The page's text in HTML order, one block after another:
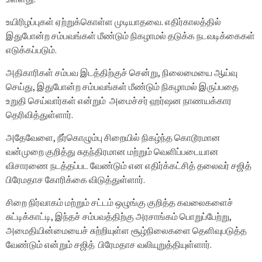
உயிரிழப்புகள் ஏற்றுக்கொள்ள முடியாதவை. எதிர்காலத்தில்
இதுபோன்ற சம்பவங்கள் மீண்டும் நிகழாமல் தடுக்க நடவடிக்கைகள்
எடுக்கப்படும்.
அதிகாரிகள் சம்பவ இடத்திற்குச் சென்று, நிலைமையை ஆய்வு
செய்து, இதுபோன்ற சம்பவங்கள் மீண்டும் நிகழாமல் இருப்பதை
உறுதி செய்வார்கள் என்றும் அமைச்சர் ஹர்ஷன நாணயக்கார
தெரிவித்துள்ளார்.
அதேவேளை, நீர்கொழும்பு சிறையில் நிகழ்ந்த கொடூரமான
வன்முறை குறித்து சுதந்திரமான மற்றும் வெளிப்படையான
விசாரணை நடத்தப்பட வேண்டும் என எதிர்க்கட்சித் தலைவர் சஜித்
பிரேமதாச கோரிக்கை விடுத்துள்ளார்.
சிறை நிர்வாகம் மற்றும் சட்டம் ஒழுங்கு குறித்த கவலைகளைச்
சுட்டிக்காட்டி, இந்தச் சம்பவத்திற்கு அரசாங்கம் பொறுப்பேற்று,
அமைதியின்மையைச் சுற்றியுள்ள சூழ்நிலைகளை தெளிவுபடுத்த
வேண்டும் என்றும் சஜித் பிரேமதாச வலியுறுத்தியுள்ளார்.